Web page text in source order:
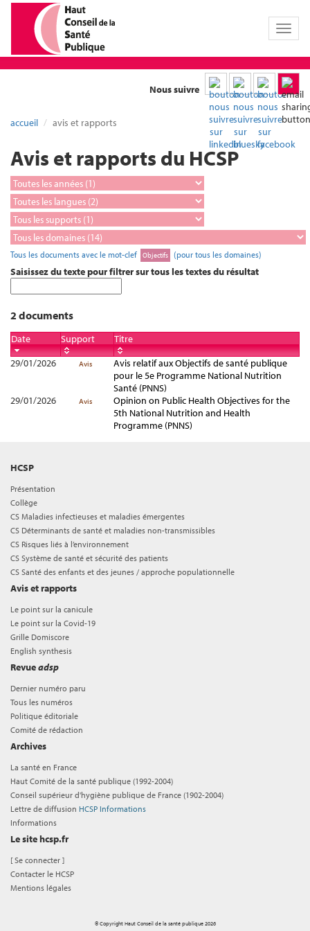
Toggle
Nous suivre
accueil avis et rapports
Avis et rapports du HCSP
Tous les documents avec le mot-clef Objectifs (pour tous les domaines)
Saisissez du texte pour filtrer sur tous les textes du résultat
2 documents
Date Support
Titre
29/01/2026
Avis
Avis relatif aux Objectifs de santé publique
pour le 5e Programme National Nutrition
Santé (PNNS)
29/01/2026
Avis
Opinion on Public Health Objectives for the
5th National Nutrition and Health
Programme (PNNS)
HCSP
Présentation
Collège
CS Maladies infectieuses et maladies émergentes
CS Déterminants de santé et maladies non-transmissibles
CS Risques liés à l’environnement
CS Système de santé et sécurité des patients
CS Santé des enfants et des jeunes / approche populationnelle
Avis et rapports
Le point sur la canicule
Le point sur la Covid-19
Grille Domiscore
English synthesis
Revueadsp
Dernier numéro paru
Tous les numéros
Politique éditoriale
Comité de rédaction
Archives
La santé en France
Haut Comité de la santé publique (1992-2004)
Conseil supérieur d'hygiène publique de France (1902-2004)
Lettre de diffusion HCSP Informations
Informations
Le site hcsp.fr
[Se connecter ]
Contacter le HCSP
Mentions légales
© Copyright Haut Conseil de la santé publique 2026